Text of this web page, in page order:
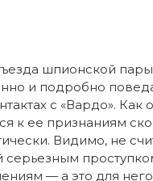
шпионской
и подробно
с «Вардо». Как
к ее признаниям
Видимо, не
серьезным
— а это для